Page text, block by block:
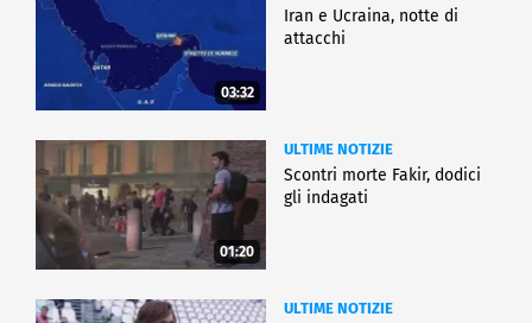
03:32
Iran e Ucraina, notte di
attacchi
01:20
ULTIME NOTIZIE
Scontri morte Fakir, dodici
gli indagati
ULTIME NOTIZIE